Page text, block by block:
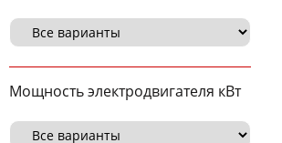
Мощность электродвигателя кВт